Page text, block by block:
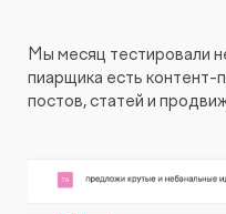
Правовой аудит сайта
Оптимизация скорости
Интеграция и поддержка
Мы месяц тестировали
пиарщика есть контент-
постов, статей и